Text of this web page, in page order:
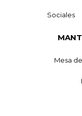
Sociales
Mesa